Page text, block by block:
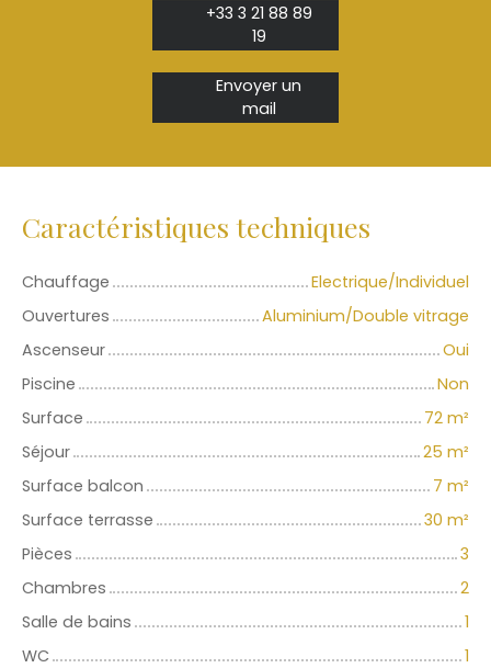
+33 3 21 88 89
19
Envoyer un
mail
Caractéristiques techniques
Chauffage
Electrique/Individuel
Ouvertures
Aluminium/Double vitrage
Ascenseur
Oui
Piscine
Non
Surface
72 m²
Séjour
25 m²
Surface balcon
7 m²
Surface terrasse
30 m²
Pièces
3
Chambres
2
Salle de bains
1
WC
1